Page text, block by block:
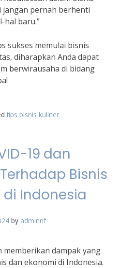
jangan pernah berhenti
hal baru.”
sukses memulai bisnis
diharapkan Anda dapat
berwirausaha di bidang
tips bisnis kuliner
19 dan
Bisnis
Indonesia
by adminrif
memberikan dampak yang
dan ekonomi di Indonesia.